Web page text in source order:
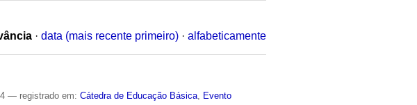
· data (mais recente primeiro) · alfabeticamente
— registrado em:Cátedra de Educação Básica
Evento